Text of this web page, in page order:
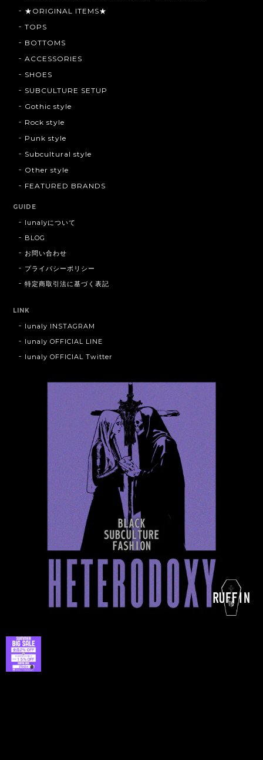
★ORIGINAL ITEMS★
TOPS
BOTTOMS
ACCESSORIES
SHOES
SUBCULTURE SETUP
Gothic style
Rock style
Punk style
Subcultural style
Other style
FEATURED BRANDS
GUIDE
lunalyについて
BLOG
お問い合わせ
プライバシーポリシー
特定商取引法に基づく表記
LINK
lunaly INSTAGRAM
lunaly OFFICIAL LINE
lunaly OFFICIAL Twitter